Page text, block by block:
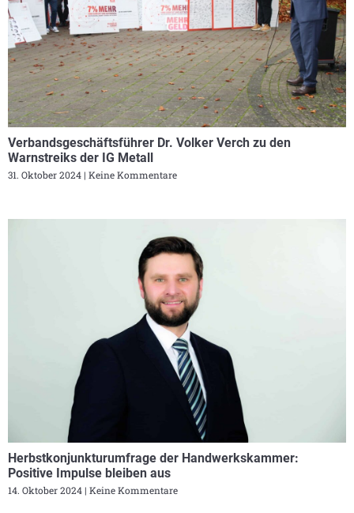
Verbandsgeschäftsführer Dr. Volker Verch zu den
Warnstreiks der IG Metall
31. Oktober 2024 Keine Kommentare
Herbstkonjunkturumfrage der Handwerkskammer:
Positive Impulse bleiben aus
14. Oktober 2024 Keine Kommentare